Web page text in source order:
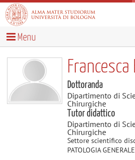
Menu
Francesca
Dottoranda
Dipartimento di
Chirurgiche
Tutor didattico
Dipartimento di
Chirurgiche
Settore scientifico
PATOLOGIA GENERALE